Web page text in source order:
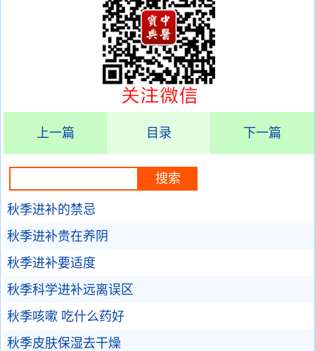
上一篇 目录 下一篇
秋季进补的禁忌
秋季进补贵在养阴
秋季进补要适度
秋季科学进补远离误区
秋季咳嗽 吃什么药好
秋季皮肤保湿去干燥